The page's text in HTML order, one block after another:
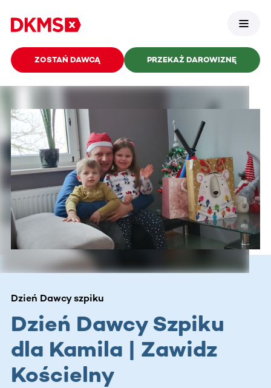
ZOSTAŃ DAWCĄ PRZEKAŻ DAROWIZNĘ
Dzień Dawcy szpiku
Dzień Dawcy Szpiku
dla Kamila | Zawidz
Kościelny